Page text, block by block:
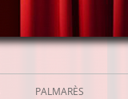
PALMARÈS